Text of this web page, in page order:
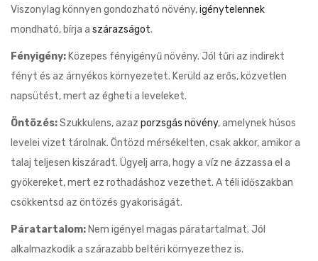
Viszonylag könnyen gondozható növény,igénytelennek
mondható, bírja a szárazságot.
Fényigény: Közepes fényigényű növény. Jól tűri az indirekt
fényt és az árnyékos környezetet. Kerüld az erős, közvetlen
napsütést, mert az égheti a leveleket.
Öntözés:Szukkulens, azaz porzsgás növény, amelynek húsos
levelei vizet tárolnak. Öntözd mérsékelten, csak akkor, amikor a
talaj teljesen kiszáradt. Ügyelj arra, hogy a víz ne ázzassa el a
gyökereket, mert ez rothadáshoz vezethet. A téli időszakban
csökkentsd az öntözés gyakoriságát.
Páratartalom: Nem igényel magas páratartalmat. Jól
alkalmazkodik a szárazabb beltéri környezethez is.